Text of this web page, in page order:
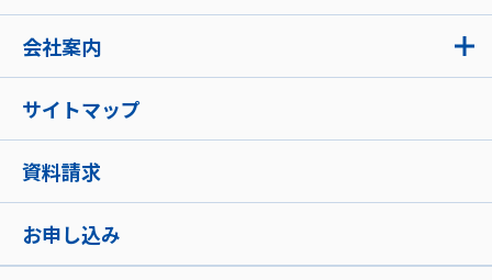
会社案内
サイトマップ
資料請求
お申し込み